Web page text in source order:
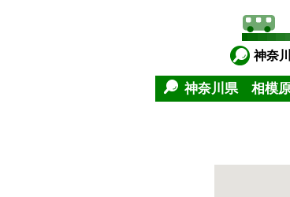
神奈
神奈川県 相模